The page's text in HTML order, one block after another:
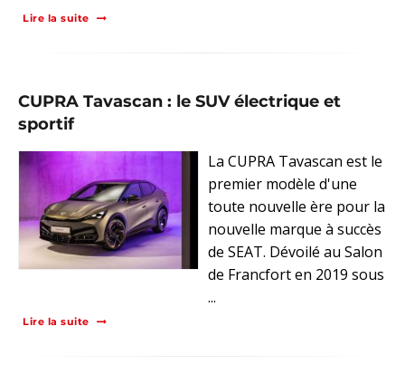
Lire la suite
CUPRA Tavascan : le SUV électrique et
sportif
La CUPRA Tavascan est le
premier modèle d'une
toute nouvelle ère pour la
nouvelle marque à succès
de SEAT. Dévoilé au Salon
de Francfort en 2019 sous
...
Lire la suite